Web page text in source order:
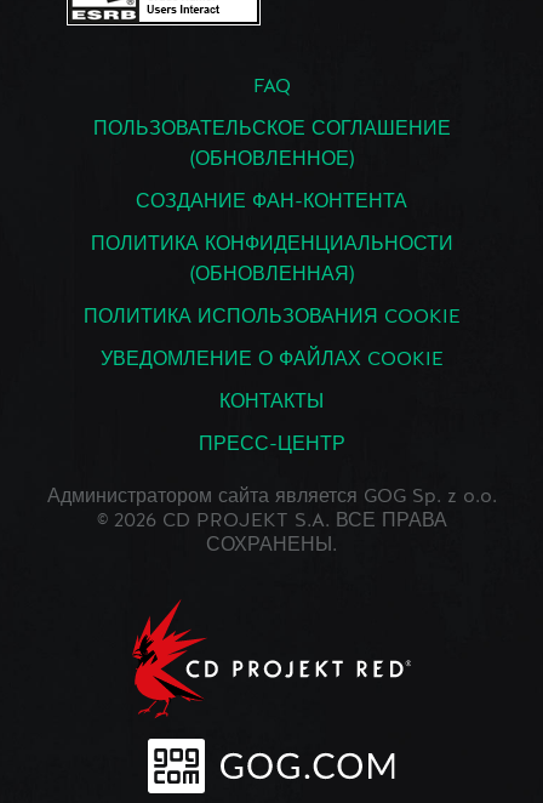
FAQ
ПОЛЬЗОВАТЕЛЬСКОЕ СОГЛАШЕНИЕ
(ОБНОВЛЕННОЕ)
СОЗДАНИЕ ФАН-КОНТЕНТА
ПОЛИТИКА КОНФИДЕНЦИАЛЬНОСТИ
(ОБНОВЛЕННАЯ)
ПОЛИТИКА ИСПОЛЬЗОВАНИЯ COOKIE
УВЕДОМЛЕНИЕ О ФАЙЛАХ COOKIE
КОНТАКТЫ
ПРЕСС-ЦЕНТР
Администратором сайта является GOG Sp. z o.o.
© 2026 CD PROJEKT S.A. ВСЕ ПРАВА
СОХРАНЕНЫ.